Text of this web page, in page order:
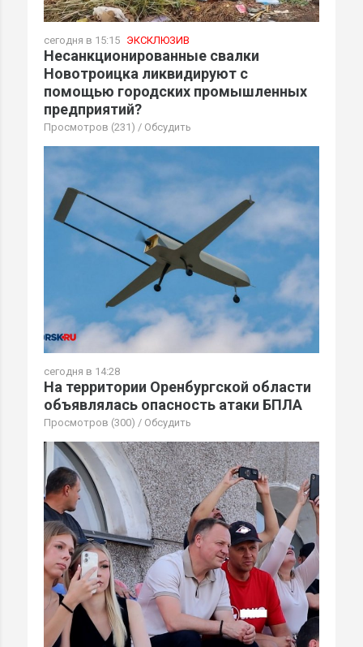
сегодня в 15:15 ЭКСКЛЮЗИВ
Несанкционированные свалки
Новотроицка ликвидируют с
помощью городских промышленных
предприятий?
Просмотров (231) / Обсудить
сегодня в 14:28
На территории Оренбургской области
объявлялась опасность атаки БПЛА
Просмотров (300) / Обсудить